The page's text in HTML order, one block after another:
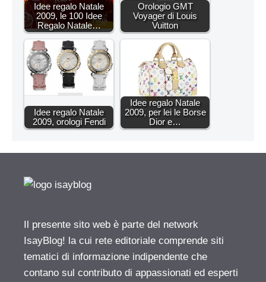
Idee regalo Natale
2009, le 100 Idee
Regalo Natale…
Orologio GMT
Voyager di Louis
Vuitton
Idee regalo Natale
2009, orologi Fendi
Idee regalo Natale
2009, per lei le Borse
Dior e…
Il presente sito web è parte del network
IsayBlog! la cui rete editoriale comprende siti
tematici di informazione indipendente che
contano sul contributo di appassionati ed esperti